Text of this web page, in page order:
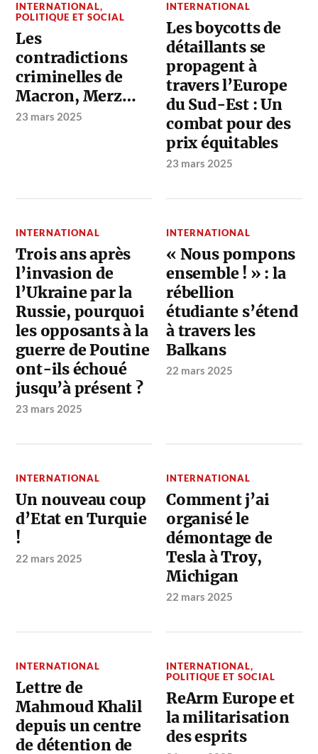
INTERNATIONAL,
POLITIQUE ET SOCIAL
Les
contradictions
criminelles de
Macron, Merz…
23 mars 2025
INTERNATIONAL
Les boycotts de
détaillants se
propagent à
travers l’Europe
du Sud-Est : Un
combat pour des
prix équitables
23 mars 2025
INTERNATIONAL
Trois ans après
l’invasion de
l’Ukraine par la
Russie, pourquoi
les opposants à la
guerre de Poutine
ont-ils échoué
jusqu’à présent ?
23 mars 2025
INTERNATIONAL
« Nous pompons
ensemble ! » : la
rébellion
étudiante s’étend
à travers les
Balkans
22 mars 2025
INTERNATIONAL
Un nouveau coup
d’Etat en Turquie
!
22 mars 2025
INTERNATIONAL
Comment j’ai
organisé le
démontage de
Tesla à Troy,
Michigan
22 mars 2025
INTERNATIONAL
Lettre de
Mahmoud Khalil
depuis un centre
de détention de
INTERNATIONAL,
POLITIQUE ET SOCIAL
ReArm Europe et
la militarisation
des esprits